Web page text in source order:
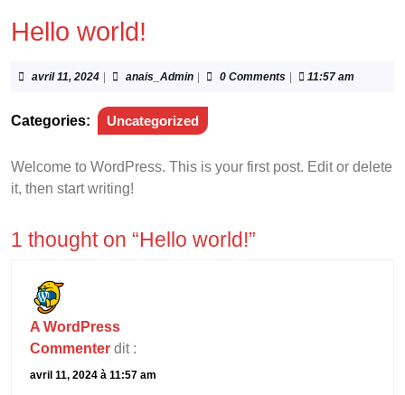
Hello world!
avril 11, 2024 anais_Admin 0 Comments 11:57 am
Categories: Uncategorized
Welcome to WordPress. This is your first post. Edit or delete
it, then start writing!
1 thought on “Hello world!”
A WordPress
Commenter dit :
avril 11, 2024 à 11:57 am